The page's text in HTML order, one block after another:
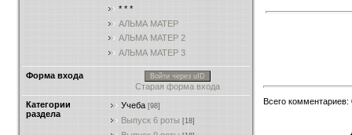
* * *
АЛЬМА МАТЕР
АЛЬМА МАТЕР 2
АЛЬМА МАТЕР 3
Форма входа Войти через uID
Старая форма входа
Категории
раздела
Учеба [98]
Выпуск 6 роты [18]
Всего комментариев: